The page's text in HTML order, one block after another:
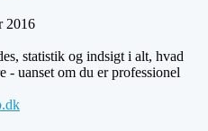
2016
statistik og indsigt i alt, hvad
- uanset om du er professionel